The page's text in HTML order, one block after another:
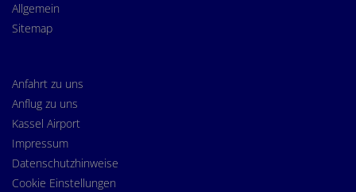
Allgemein
Sitemap
Anfahrt zu uns
Anflug zu uns
Kassel Airport
Impressum
Datenschutzhinweise
Cookie Einstellungen